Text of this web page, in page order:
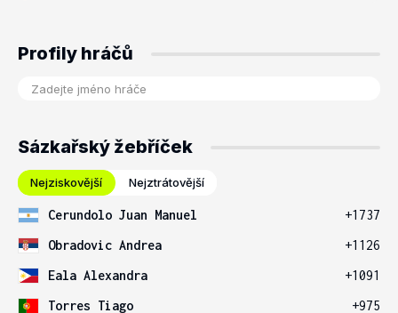
Profily hráčů
Sázkařský žebříček
Nejziskovější Nejztrátovější
Cerundolo Juan Manuel
+1737
Obradovic Andrea
+1126
Eala Alexandra
+1091
Torres Tiago
+975